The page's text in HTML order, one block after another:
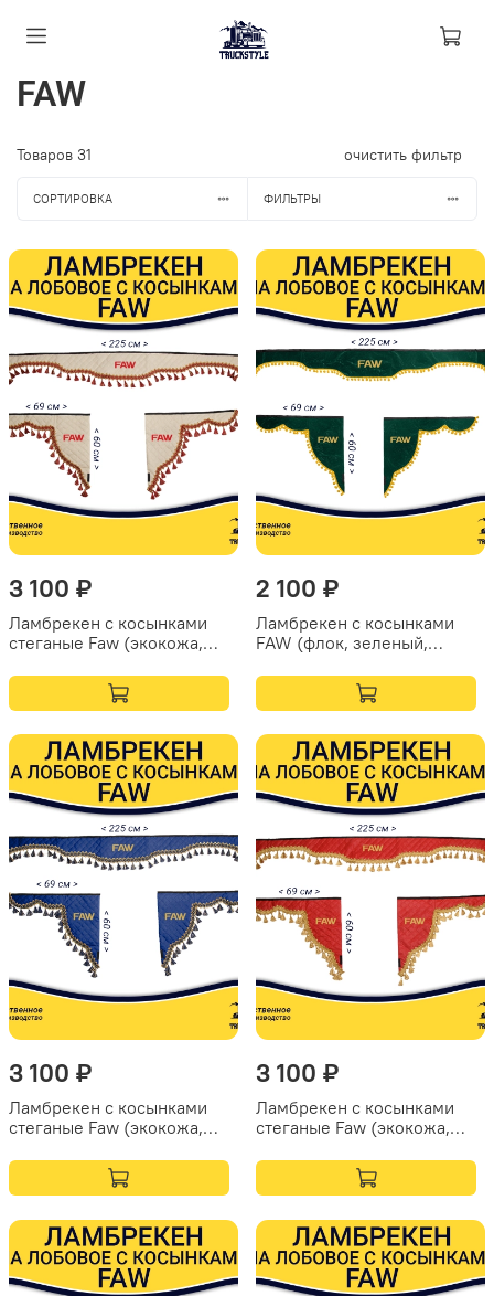
FAW
Товаров 31 очистить фильтр
СОРТИРОВКА ФИЛЬТРЫ
3 100 ₽
Ламбрекен с косынками
стеганые Faw (экокожа,
кисточки)
2 100 ₽
Ламбрекен с косынками
FAW (флок, зеленый,
3 100 ₽
Ламбрекен с косынками
стеганые Faw (экокожа,
3 100 ₽
Ламбрекен с косынками
стеганые Faw (экокожа,
кисточки)